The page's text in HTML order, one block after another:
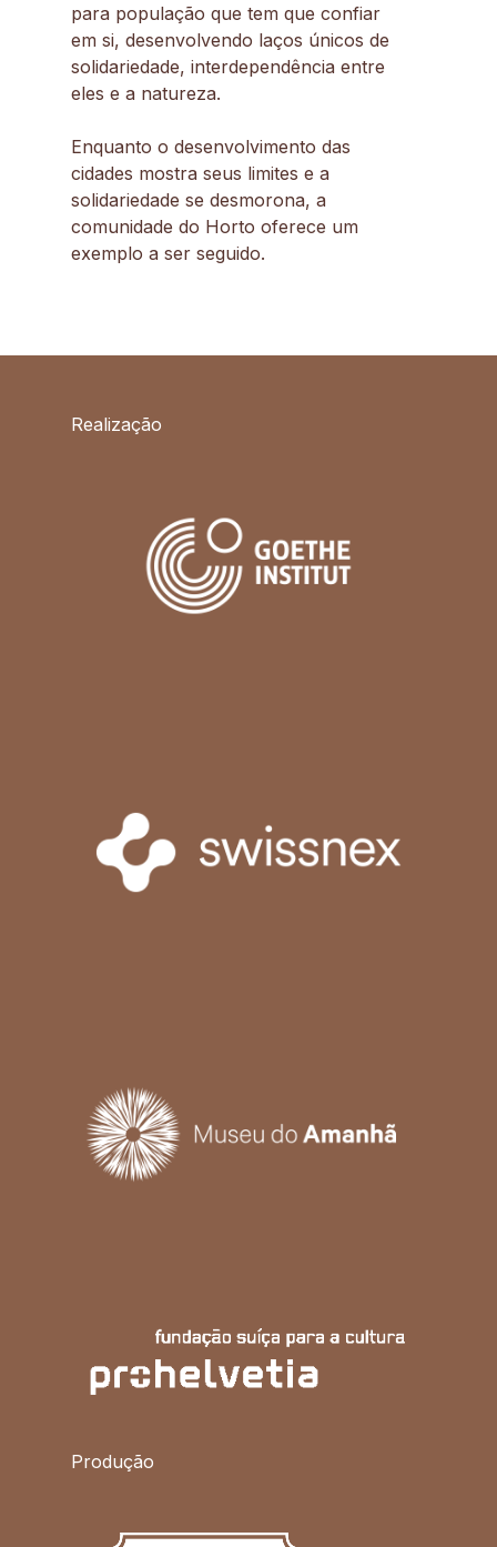
para população que tem que confiar
em si, desenvolvendo laços únicos de
solidariedade, interdependência entre
eles e a natureza.
Enquanto o desenvolvimento das
cidades mostra seus limites e a
solidariedade se desmorona, a
comunidade do Horto oferece um
exemplo a ser seguido.
Realização
Produção